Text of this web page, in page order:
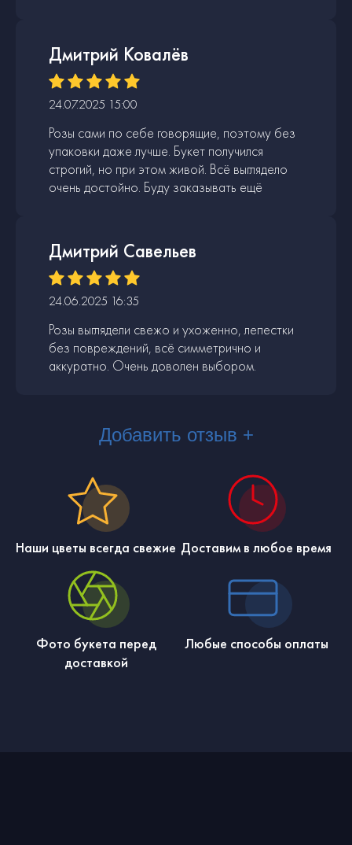
Дмитрий Ковалёв
24.07.2025 15:00
Розы сами по себе говорящие, поэтому без
упаковки даже лучше. Букет получился
строгий, но при этом живой. Всё выглядело
очень достойно. Буду заказывать ещё
Дмитрий Савельев
24.06.2025 16:35
Розы выглядели свежо и ухоженно, лепестки
без повреждений, всё симметрично и
аккуратно. Очень доволен выбором.
Добавить отзыв +
Наши цветы всегда свежие Доставим в любое время
Фото букета перед
доставкой
Любые способы оплаты